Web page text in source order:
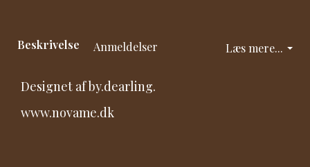
Læs mere...
Beskrivelse Anmeldelser
Designet af by.dearling.
www.novame.dk